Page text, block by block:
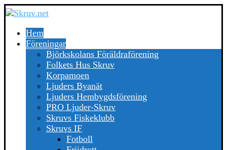
Hem
Föreningar
Björkskolans Föräldraförening
Folkets Hus Skruv
Korpamoen
Ljuders Byanät
Ljuders Hembygdsförening
PRO Ljuder-Skruv
Skruvs Fiskeklubb
Skruvs IF
Fotboll